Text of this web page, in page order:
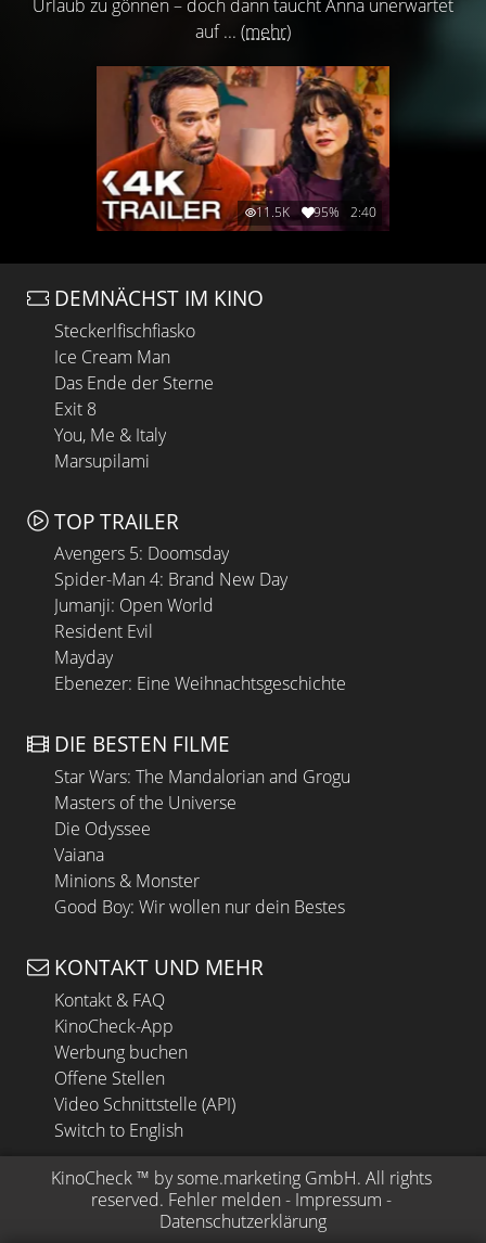
Urlaub zu gönnen – doch dann taucht Anna unerwartet
auf ... (mehr)
11.5K 95% 2:40
DEMNÄCHST IM KINO
Steckerlfischfiasko
Ice Cream Man
Das Ende der Sterne
Exit 8
You, Me & Italy
Marsupilami
TOP TRAILER
Avengers 5: Doomsday
Spider-Man 4: Brand New Day
Jumanji: Open World
Resident Evil
Mayday
Ebenezer: Eine Weihnachtsgeschichte
DIE BESTEN FILME
Star Wars: The Mandalorian and Grogu
Masters of the Universe
Die Odyssee
Vaiana
Minions & Monster
Good Boy: Wir wollen nur dein Bestes
KONTAKT UND MEHR
Kontakt & FAQ
KinoCheck-App
Werbung buchen
Offene Stellen
Video Schnittstelle (API)
Switch to English
KinoCheck ™ by some.marketing GmbH. All rights
reserved. Fehler melden - Impressum -
Datenschutzerklärung